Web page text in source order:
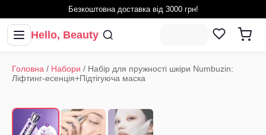
Безкоштовна доставка від 3000 грн!
Hello, Beauty
Головна / Набори / Набір для пружності шкіри Numbuzin:
Ліфтинг-есенція+Підтігуюча маска